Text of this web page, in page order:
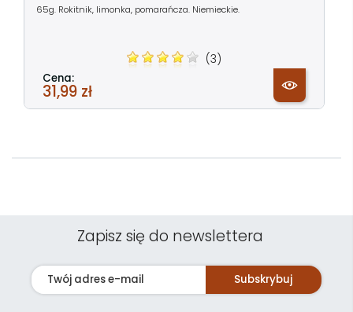
65g. Rokitnik, limonka, pomarańcza. Niemieckie.
(3)
Cena:
31,99 zł
Zapisz się do newslettera
Subskrybuj